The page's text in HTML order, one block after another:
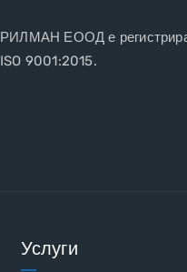
РИЛМАН ЕООД е
ISO 9001:2015.
Услуги